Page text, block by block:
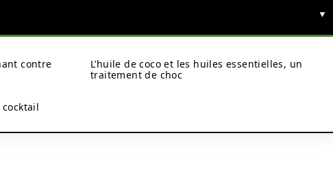
contre
L’huile de coco et les huiles essentielles, un
traitement de choc